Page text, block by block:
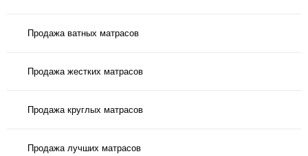
Продажа ватных матрасов
Продажа жестких матрасов
Продажа круглых матрасов
Продажа лучших матрасов